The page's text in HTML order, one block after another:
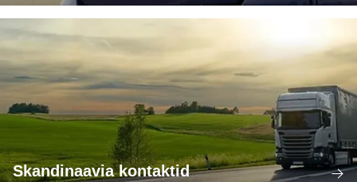
Skandinaavia kontaktid